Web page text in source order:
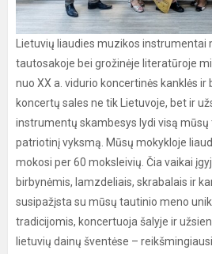
Lietuvių liaudies muzikos
tautosakoje bei grožinėje literatūroje
nuo XX a. vidurio koncertinės kanklės ir
koncertų sales ne tik Lietuvoje, bet ir
instrumentų skambesys lydi visą
patriotinį vyksmą. Mūsų mokykloje
mokosi per 60 moksleivių. Čia vaikai
birbynėmis, lamzdeliais, skrabalais ir
susipažįsta su mūsų tautinio meno
tradicijomis, koncertuoja šalyje ir
lietuvių dainų šventėse –